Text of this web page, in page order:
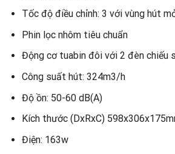
Tốc độ điều chỉnh: 3 với vùng hút
Phin lọc nhôm tiêu chuẩn
Động cơ tuabin đôi với 2 đèn chiếu
Công suất hút: 324m3/h
Độ ồn: 50-60 dB(A)
Kích thước (DxRxC)
Điện: 163w